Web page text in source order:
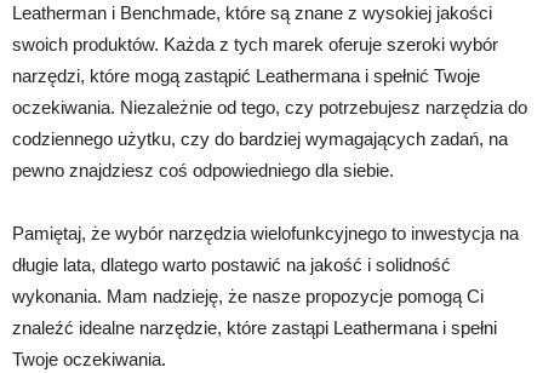
Leatherman i Benchmade, które są znane z wysokiej jakości
swoich produktów. Każda z tych marek oferuje szeroki wybór
narzędzi, które mogą zastąpić Leathermana i spełnić Twoje
oczekiwania. Niezależnie od tego, czy potrzebujesz narzędzia do
codziennego użytku, czy do bardziej wymagających zadań, na
pewno znajdziesz coś odpowiedniego dla siebie.
Pamiętaj, że wybór narzędzia wielofunkcyjnego to inwestycja na
długie lata, dlatego warto postawić na jakość i solidność
wykonania. Mam nadzieję, że nasze propozycje pomogą Ci
znaleźć idealne narzędzie, które zastąpi Leathermana i spełni
Twoje oczekiwania.